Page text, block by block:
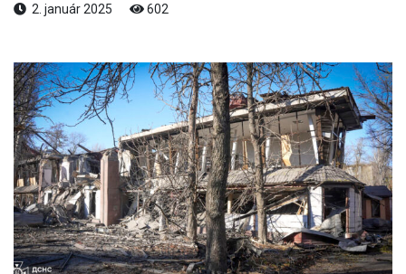
2. január 2025 602